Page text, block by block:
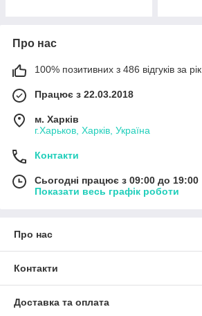
Про нас
100% позитивних з 486 відгуків за рік
Працює з 22.03.2018
м. Харків
г.Харьков, Харків, Україна
Контакти
Сьогодні працює з 09:00 до 19:00
Показати весь графік роботи
Про нас
Контакти
Доставка та оплата